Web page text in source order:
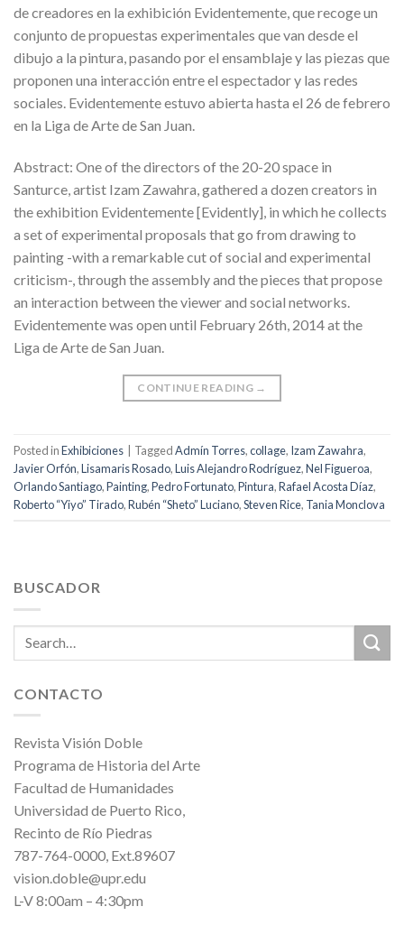
de creadores en la exhibición Evidentemente, que recoge un
conjunto de propuestas experimentales que van desde el
dibujo a la pintura, pasando por el ensamblaje y las piezas que
proponen una interacción entre el espectador y las redes
sociales. Evidentemente estuvo abierta hasta el 26 de febrero
en la Liga de Arte de San Juan.
Abstract: One of the directors of the 20-20 space in
Santurce, artist Izam Zawahra, gathered a dozen creators in
the exhibition Evidentemente [Evidently], in which he collects
a set of experimental proposals that go from drawing to
painting -with a remarkable cut of social and experimental
criticism-, through the assembly and the pieces that propose
an interaction between the viewer and social networks.
Evidentemente was open until February 26th, 2014 at the
Liga de Arte de San Juan.
CONTINUE READING →
Posted inExhibiciones TaggedAdmín Torres,collage, Izam Zawahra,
Javier Orfón,Lisamaris Rosado,Luis Alejandro Rodríguez,Nel Figueroa,
Orlando Santiago,Painting,Pedro Fortunato,Pintura,Rafael Acosta Díaz,
Roberto “Yiyo” Tirado,Rubén “Sheto” Luciano,Steven Rice, Tania Monclova
BUSCADOR
CONTACTO
Revista Visión Doble
Programa de Historia del Arte
Facultad de Humanidades
Universidad de Puerto Rico,
Recinto de Río Piedras
787-764-0000, Ext.89607
vision.doble@upr.edu
L-V 8:00am – 4:30pm